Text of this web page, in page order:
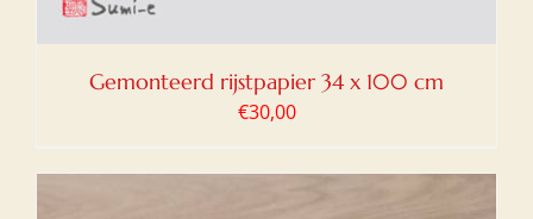
Gemonteerd rijstpapier 34 x 100 cm
€30,00